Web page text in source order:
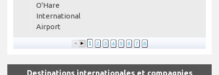
O'Hare
International
Airport
1 2 3 4 5 6 7 8
Destinations internationales et compagnies